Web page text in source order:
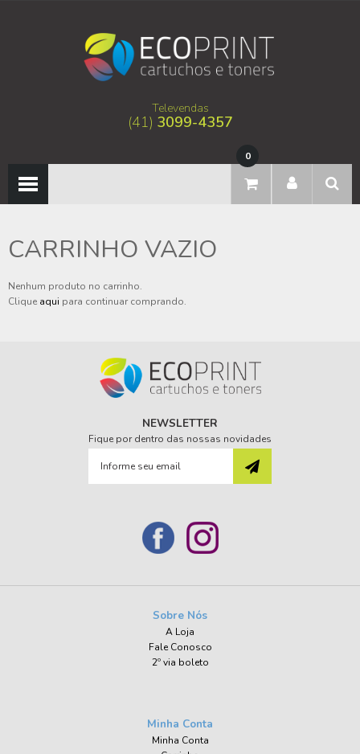
Televendas
(41) 3099-4357
0
CARRINHO VAZIO
Nenhum produto no carrinho.
Clique aqui para continuar comprando.
NEWSLETTER
Fique por dentro das nossas novidades
Sobre Nós
A Loja
Fale Conosco
2º via boleto
Minha Conta
Minha Conta